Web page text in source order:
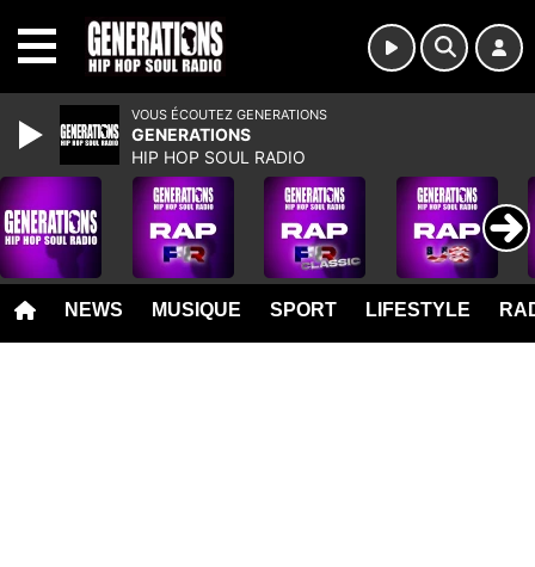
NEWS MUSIQUE SPORT LIFESTYLE
VOUS ÉCOUTEZ GENERATIONS
GENERATIONS
HIP HOP SOUL RADIO